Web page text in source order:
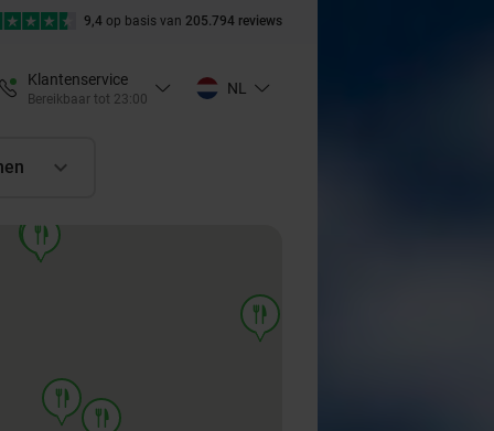
9,4 op basis van 205.794 reviews
Klantenservice
Bereikbaar tot 23:00
NL
food
food
food
food
food